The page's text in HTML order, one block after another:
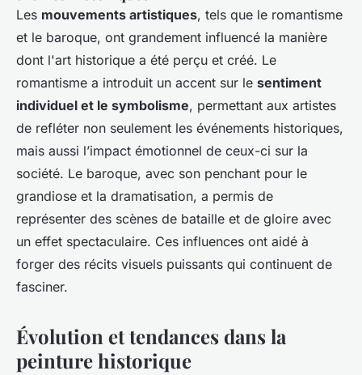
Les mouvements artistiques, tels que le romantisme
et le baroque, ont grandement influencé la manière
dont l'art historique a été perçu et créé. Le
romantisme a introduit un accent sur le sentiment
individuel et le symbolisme, permettant aux artistes
de refléter non seulement les événements historiques,
mais aussi l’impact émotionnel de ceux-ci sur la
société. Le baroque, avec son penchant pour le
grandiose et la dramatisation, a permis de
représenter des scènes de bataille et de gloire avec
un effet spectaculaire. Ces influences ont aidé à
forger des récits visuels puissants qui continuent de
fasciner.
Évolution et tendances dans la
peinture historique